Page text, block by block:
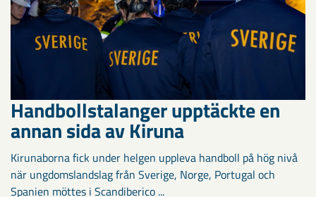
Handbollstalanger upptäckte en
annan sida av Kiruna
Kirunaborna fick under helgen uppleva handboll på hög nivå
när ungdomslandslag från Sverige, Norge, Portugal och
Spanien möttes i Scandiberico ...